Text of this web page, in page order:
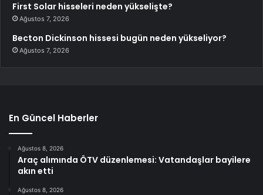
First Solar hisseleri neden yükselişte?
Ağustos 7, 2026
Becton Dickinson hissesi bugün neden yükseliyor?
Ağustos 7, 2026
En Güncel Haberler
Ağustos 8, 2026
Araç alımında ÖTV düzenlemesi: Vatandaşlar bayilere
akın etti
Ağustos 8, 2026